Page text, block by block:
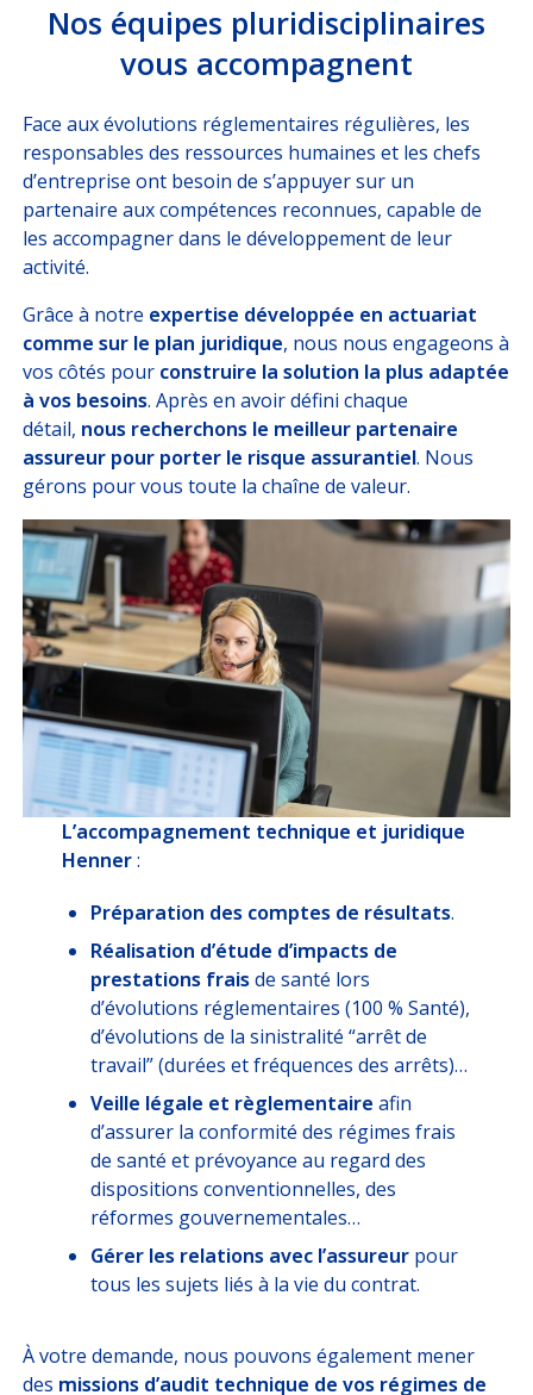
Nos équipes pluridisciplinaires
vous accompagnent
Face aux évolutions réglementaires régulières, les
responsables des ressources humaines et les chefs
d’entreprise ont besoin de s’appuyer sur un
partenaire aux compétences reconnues, capable de
les accompagner dans le développement de leur
activité.
Grâce à notre expertise développée en actuariat
comme sur le plan juridique, nous nous engageons à
vos côtés pour construire la solution la plus adaptée
à vos besoins. Après en avoir défini chaque
détail, nous recherchons le meilleur partenaire
assureur pour porter le risque assurantiel. Nous
gérons pour vous toute la chaîne de valeur.
L’accompagnement technique et juridique
Henner:
Préparation des comptes de résultats.
Réalisation d’étude d’impacts de
prestations fraisde santé lors
d’évolutions réglementaires (100 % Santé),
d’évolutions de la sinistralité “arrêt de
travail” (durées et fréquences des arrêts)…
Veille légale et règlementaire afin
d’assurer la conformité des régimes frais
de santé et prévoyance au regard des
dispositions conventionnelles, des
réformes gouvernementales…
Gérer les relations avec l’assureur pour
tous les sujets liés à la vie du contrat.
À votre demande, nous pouvons également mener
des missions d’audit technique de vos régimes de